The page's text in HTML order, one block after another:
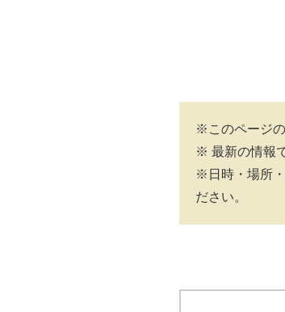
※このページ
※ 最新の情報
※日時・場所
ださい。